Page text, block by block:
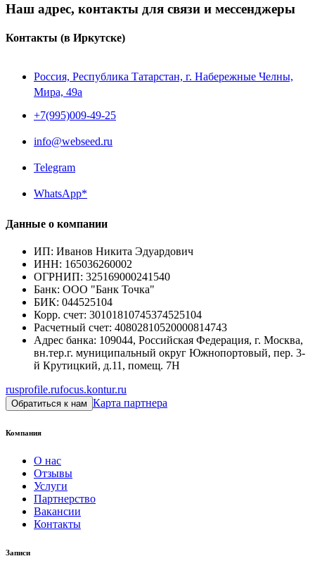
Наш адрес, контакты для связи и мессенджеры
Контакты (в Иркутске)
Россия, Республика Татарстан, г. Набережные Челны,
Мира, 49a
+7(995)009-49-25
info@webseed.ru
Telegram
WhatsApp*
Данные о компании
ИП: Иванов Никита Эдуардович
ИНН: 165036260002
ОГРНИП: 325169000241540
Банк: ООО "Банк Точка"
БИК: 044525104
Корр. счет: 30101810745374525104
Расчетный счет: 40802810520000814743
Адрес банка: 109044, Российская Федерация, г. Москва,
вн.тер.г. муниципальный округ Южнопортовый, пер. 3-
й Крутицкий, д.11, помещ. 7Н
rusprofile.rufocus.kontur.ru
Обратиться к нам Карта партнера
Компания
О нас
Отзывы
Услуги
Партнерство
Вакансии
Контакты
Записи